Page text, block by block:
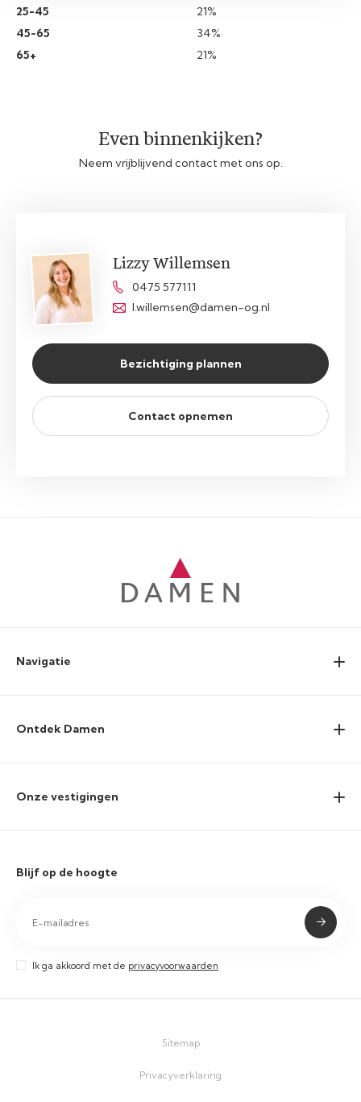
25-45
21%
45-65
34%
65+
21%
Even binnenkijken?
Neem vrijblijvend contact met ons op.
Lizzy Willemsen
0475 577111
l.willemsen@damen-og.nl
Bezichtiging plannen
Contact opnemen
Navigatie
Ontdek Damen
Onze vestigingen
Blijf op de hoogte
Ik ga akkoord met de privacyvoorwaarden
Sitemap
Privacyverklaring